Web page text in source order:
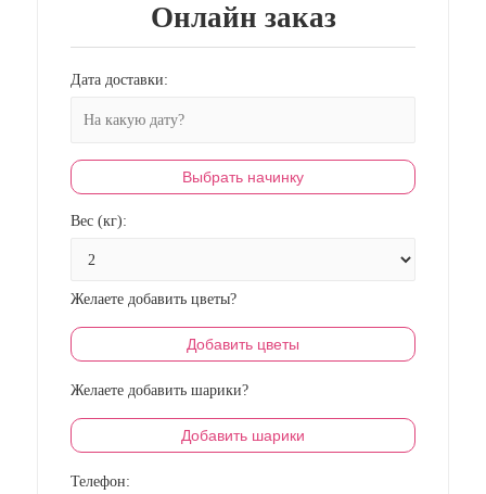
Онлайн заказ
Дата доставки:
Выбрать начинку
Вес (кг):
Желаете добавить цветы?
Добавить цветы
Желаете добавить шарики?
Добавить шарики
Телефон: